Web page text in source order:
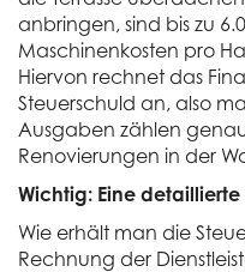
anbringen, sind bis zu
Maschinenkosten pro
Hiervon rechnet das
Steuerschuld an, also
Ausgaben zählen
Renovierungen in der
Wichtig: Eine
Wie erhält man die
Rechnung der